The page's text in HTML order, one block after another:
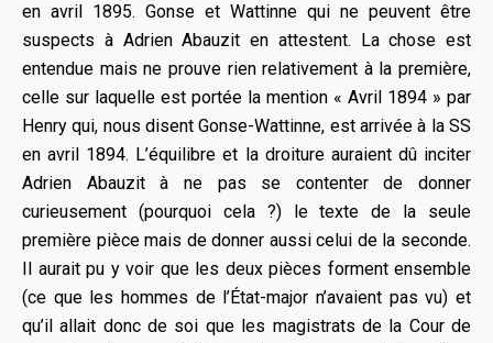
en avril 1895. Gonse et Wattinne qui ne peuvent être
suspects à Adrien Abauzit en attestent. La chose est
entendue mais ne prouve rien relativement à la première,
celle sur laquelle est portée la mention « Avril 1894 » par
Henry qui, nous disent Gonse-Wattinne, est arrivée à la SS
en avril 1894. L’équilibre et la droiture auraient dû inciter
Adrien Abauzit à ne pas se contenter de donner
curieusement (pourquoi cela ?) le texte de la seule
première pièce mais de donner aussi celui de la seconde.
Il aurait pu y voir que les deux pièces forment ensemble
(ce que les hommes de l’État-major n’avaient pas vu) et
qu’il allait donc de soi que les magistrats de la Cour de